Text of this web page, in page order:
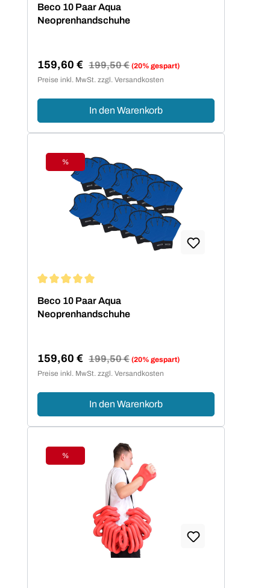
Beco 10 Paar Aqua
Neoprenhandschuhe
Verkaufspreis:
159,60 € Regulärer Preis:
199,50 € (20% gespart)
Preise inkl. MwSt. zzgl. Versandkosten
In den Warenkorb
Rabatt
%
Beco 10 Paar Aqua
Neoprenhandschuhe
Verkaufspreis:
159,60 € Regulärer Preis:
199,50 € (20% gespart)
Preise inkl. MwSt. zzgl. Versandkosten
In den Warenkorb
Rabatt
%